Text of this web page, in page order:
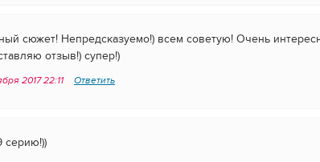
сюжет! Непредсказуемо!) всем советую! Очень
отзыв!) супер!)
2017 22:11 Ответить
серию!))